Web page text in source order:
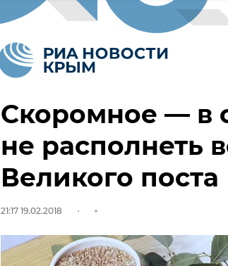
Скоромное — в
не располнеть
Великого поста
21:17 19.02.2018